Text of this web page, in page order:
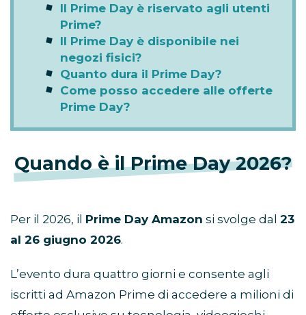
Il Prime Day è riservato agli utenti
Prime?
Il Prime Day è disponibile nei
negozi fisici?
Quanto dura il Prime Day?
Come posso accedere alle offerte
Prime Day?
Quando è il Prime Day 2026?
Per il 2026, il Prime Day Amazon si svolge dal 23
al 26 giugno 2026.
L’evento dura quattro giorni e consente agli
iscritti ad Amazon Prime di accedere a milioni di